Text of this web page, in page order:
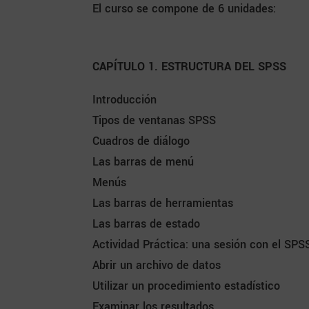
El curso se compone de 6 unidades:
CAPÍTULO 1. ESTRUCTURA DEL SPSS
Introducción
Tipos de ventanas SPSS
Cuadros de diálogo
Las barras de menú
Menús
Las barras de herramientas
Las barras de estado
Actividad Práctica: una sesión con el
Abrir un archivo de datos
Utilizar un procedimiento estadístico